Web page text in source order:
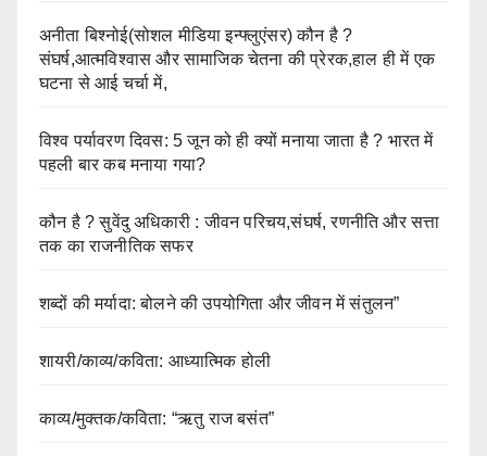
अनीता बिश्नोई(सोशल मीडिया इन्फ्लुएंसर) कौन है ?
संघर्ष,आत्मविश्वास और सामाजिक चेतना की प्रेरक,हाल ही में एक
घटना से आई चर्चा में,
विश्व पर्यावरण दिवस: 5 जून को ही क्यों मनाया जाता है ? भारत में
पहली बार कब मनाया गया?
कौन है ? सुवेंदु अधिकारी : जीवन परिचय,संघर्ष, रणनीति और सत्ता
तक का राजनीतिक सफर
शब्दों की मर्यादा: बोलने की उपयोगिता और जीवन में संतुलन”
शायरी/काव्य/कविता: आध्यात्मिक होली
काव्य/मुक्तक/कविता: “ऋतु राज बसंत”